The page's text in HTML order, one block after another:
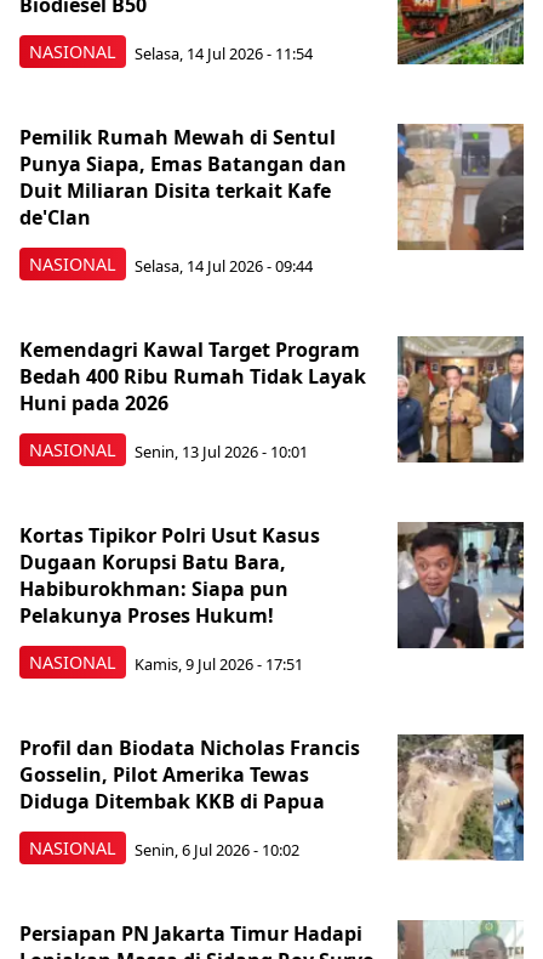
NASIONAL Selasa, 14 Jul 2026 - 11:54
NASIONAL
Pemilik Rumah Mewah di Sentul
Punya Siapa, Emas Batangan dan
Duit Miliaran Disita terkait Kafe
de'Clan
Selasa, 14 Jul 2026 - 09:44
NASIONAL
Kemendagri Kawal Target Program
Bedah 400 Ribu Rumah Tidak Layak
Huni pada 2026
Senin, 13 Jul 2026 - 10:01
NASIONAL
Kortas Tipikor Polri Usut Kasus
Dugaan Korupsi Batu Bara,
Habiburokhman: Siapa pun
Pelakunya Proses Hukum!
Kamis, 9 Jul 2026 - 17:51
NASIONAL
Profil dan Biodata Nicholas Francis
Gosselin, Pilot Amerika Tewas
Diduga Ditembak KKB di Papua
Senin, 6 Jul 2026 - 10:02
Persiapan PN Jakarta Timur Hadapi